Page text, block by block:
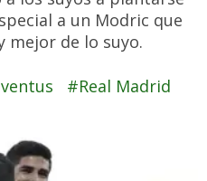
a un Modric que
mejor de lo suyo.
Real Madrid